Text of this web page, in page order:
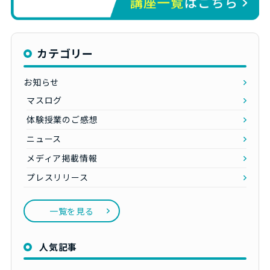
カテゴリー
お知らせ
マスログ
体験授業のご感想
ニュース
メディア掲載情報
プレスリリース
一覧を見る
人気記事